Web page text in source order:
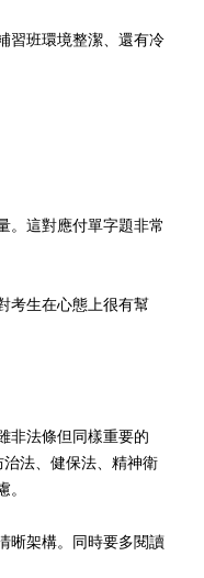
習班環境整潔、還有冷
。這對應付單字題非常
考生在心態上很有幫
非法條但同樣重要的
法、健保法、精神衛
。
晰架構。同時要多閱讀